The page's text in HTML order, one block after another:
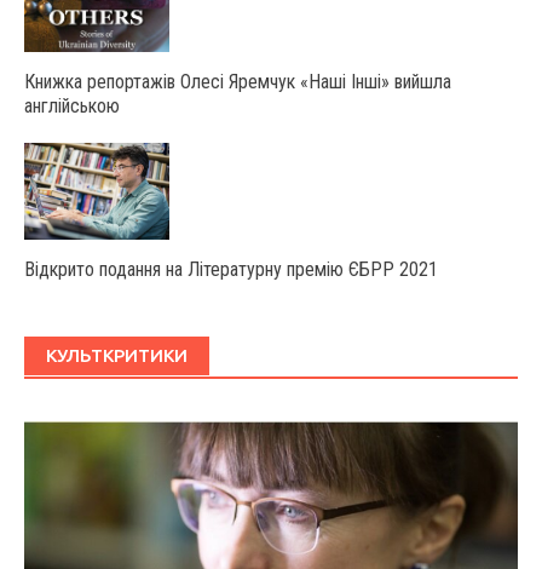
Книжка репортажів Олесі Яремчук «Наші Інші» вийшла
англійською
Відкрито подання на Літературну премію ЄБРР 2021
КУЛЬТКРИТИКИ